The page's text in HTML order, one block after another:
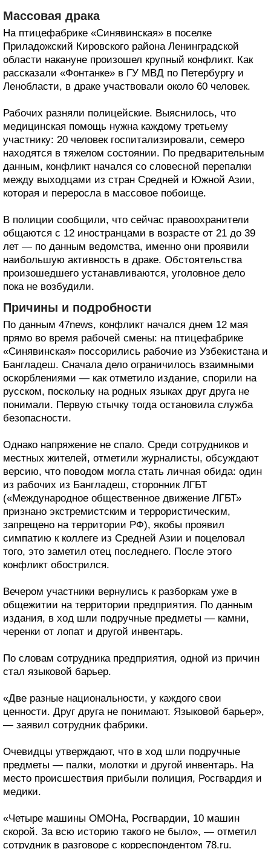
Массовая драка
На птицефабрике «Синявинская» в поселке
Приладожский Кировского района Ленинградской
области накануне произошел крупный конфликт. Как
рассказали «Фонтанке» в ГУ МВД по Петербургу и
Ленобласти, в драке участвовали около 60 человек.
Рабочих разняли полицейские. Выяснилось, что
медицинская помощь нужна каждому третьему
участнику: 20 человек госпитализировали, семеро
находятся в тяжелом состоянии. По предварительным
данным, конфликт начался со словесной перепалки
между выходцами из стран Средней и Южной Азии,
которая и переросла в массовое побоище.
В полиции сообщили, что сейчас правоохранители
общаются с 12 иностранцами в возрасте от 21 до 39
лет — по данным ведомства, именно они проявили
наибольшую активность в драке. Обстоятельства
произошедшего устанавливаются, уголовное дело
пока не возбудили.
Причины и подробности
По данным 47news, конфликт начался днем 12 мая
прямо во время рабочей смены: на птицефабрике
«Синявинская» поссорились рабочие из Узбекистана и
Бангладеш. Сначала дело ограничилось взаимными
оскорблениями — как отметило издание, спорили на
русском, поскольку на родных языках друг друга не
понимали. Первую стычку тогда остановила служба
безопасности.
Однако напряжение не спало. Среди сотрудников и
местных жителей, отметили журналисты, обсуждают
версию, что поводом могла стать личная обида: один
из рабочих из Бангладеш, сторонник ЛГБТ
(«Международное общественное движение ЛГБТ»
признано экстремистским и террористическим,
запрещено на территории РФ), якобы проявил
симпатию к коллеге из Средней Азии и поцеловал
того, это заметил отец последнего. После этого
конфликт обострился.
Вечером участники вернулись к разборкам уже в
общежитии на территории предприятия. По данным
издания, в ход шли подручные предметы — камни,
черенки от лопат и другой инвентарь.
По словам сотрудника предприятия, одной из причин
стал языковой барьер.
«Две разные национальности, у каждого свои
ценности. Друг друга не понимают. Языковой барьер»,
— заявил сотрудник фабрики.
Очевидцы утверждают, что в ход шли подручные
предметы — палки, молотки и другой инвентарь. На
место происшествия прибыли полиция, Росгвардия и
медики.
«Четыре машины ОМОНа, Росгвардии, 10 машин
скорой. За всю историю такого не было», — отметил
сотрудник в разговоре с корреспондентом 78.ru.